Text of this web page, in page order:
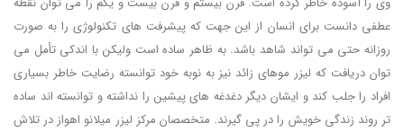
عطفی دانست برای انسان از این جهت که پیشرفت های تکنولوژی را به صورت
روزانه حتی می تواند شاهد باشد. به ظاهر ساده است ولیکن با اندکی تأمل می
توان دریافت که لیزر موهای زائد نیز به نوبه خود توانسته رضایت خاطر بسیاری
افراد را جلب کند و ایشان دیگر دغدغه های پیشین را نداشته و توانسته اند ساده
تر روند زندگی خویش را در پی گیرند. متخصصان مرکز لیزر میلانو اهواز در تلاش